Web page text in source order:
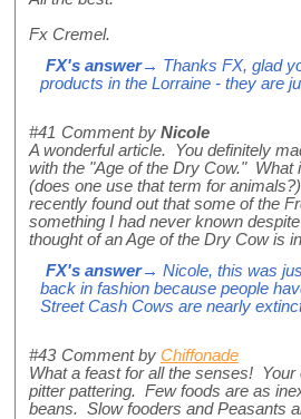
Fx Cremel.
FX's answer→ Thanks FX, glad
products in the Lorraine - they are
#41 Comment by Nicole
A wonderful article. You definitely
with the "Age of the Dry Cow."
(does one use that term for
recently found out that some of the
something I had never known
thought of an Age of the Dry Cow is
FX's answer→ Nicole, this was
back in fashion because people
Street Cash Cows are nearly
#43 Comment by Chiffonade
What a feast for all the senses!
pitter pattering. Few foods are as
beans. Slow fooders and Peasants